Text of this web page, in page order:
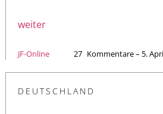
weiter
JF-Online 27 Kommentare – 5.
DEUTSCHLAND